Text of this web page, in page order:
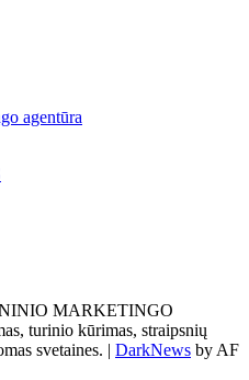
agentūra
MARKETINGO
turinio kūrimas, straipsnių
svetaines. | DarkNews by AF